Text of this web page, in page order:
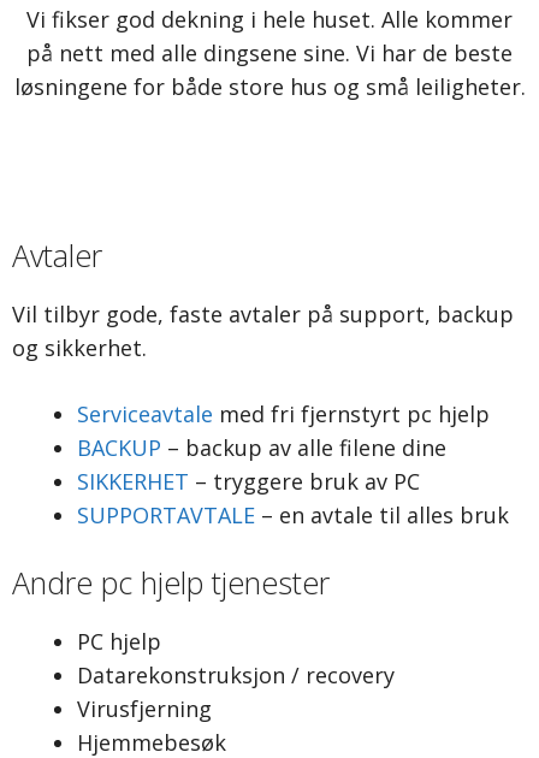
Vi fikser god dekning i hele huset. Alle kommer
på nett med alle dingsene sine. Vi har de beste
løsningene for både store hus og små leiligheter.​
Avtaler
Vil tilbyr gode, faste avtaler på support, backup
og sikkerhet.
Serviceavtale med fri fjernstyrt pc hjelp
BACKUP – backup av alle filene dine
SIKKERHET – tryggere bruk av PC
SUPPORTAVTALE – en avtale til alles bruk
Andre pc hjelp tjenester
PC hjelp
Datarekonstruksjon / recovery
Virusfjerning
Hjemmebesøk